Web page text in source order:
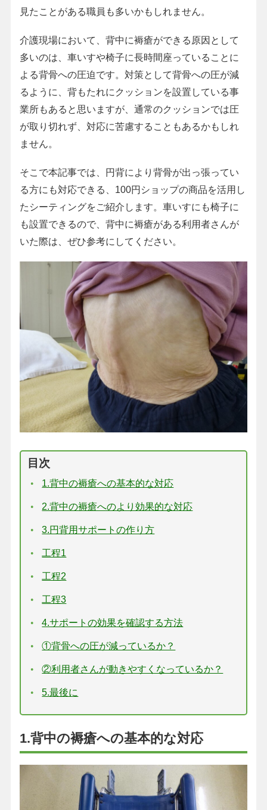
見たことがある職員も多いかもしれません。
介護現場において、背中に褥瘡ができる原因として
多いのは、車いすや椅子に長時間座っていることに
よる背骨への圧迫です。対策として背骨への圧が減
るように、背もたれにクッションを設置している事
業所もあると思いますが、通常のクッションでは圧
が取り切れず、対応に苦慮することもあるかもしれ
ません。
そこで本記事では、円背により背骨が出っ張ってい
る方にも対応できる、100円ショップの商品を活用し
たシーティングをご紹介します。車いすにも椅子に
も設置できるので、背中に褥瘡がある利用者さんが
いた際は、ぜひ参考にしてください。
目次
1.背中の褥瘡への基本的な対応
2.背中の褥瘡へのより効果的な対応
3.円背用サポートの作り方
工程1
工程2
工程3
4.サポートの効果を確認する方法
①背骨への圧が減っているか？
②利用者さんが動きやすくなっているか？
5.最後に
1.背中の褥瘡への基本的な対応